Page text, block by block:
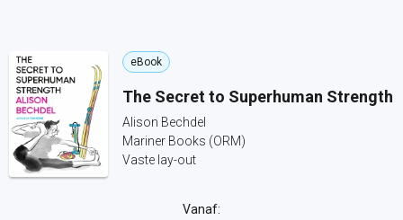
eBook
The Secret to Superhuman Strength
Alison Bechdel
Mariner Books (ORM)
Vaste lay-out
Vanaf: